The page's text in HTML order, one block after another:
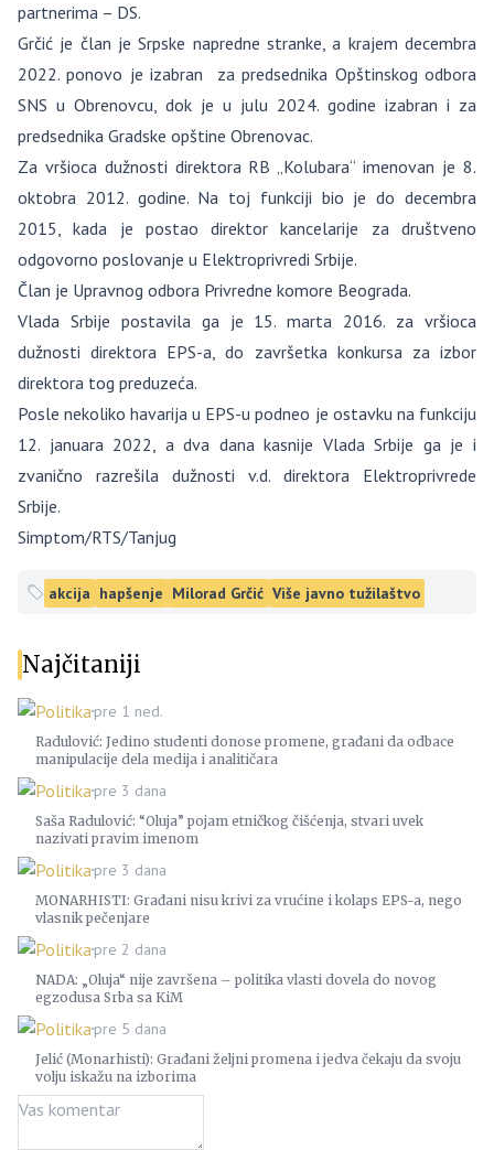
partnerima – DS.
Grčić je član je Srpske napredne stranke, a krajem decembra
2022. ponovo je izabran za predsednika Opštinskog odbora
SNS u Obrenovcu, dok je u julu 2024. godine izabran i za
predsednika Gradske opštine Obrenovac.
Za vršioca dužnosti direktora RB „Kolubara“ imenovan je 8.
oktobra 2012. godine. Na toj funkciji bio je do decembra
2015, kada je postao direktor kancelarije za društveno
odgovorno poslovanje u Elektroprivredi Srbije.
Član je Upravnog odbora Privredne komore Beograda.
Vlada Srbije postavila ga je 15. marta 2016. za vršioca
dužnosti direktora EPS-a, do završetka konkursa za izbor
direktora tog preduzeća.
Posle nekoliko havarija u EPS-u podneo je ostavku na funkciju
12. januara 2022, a dva dana kasnije Vlada Srbije ga je i
zvanično razrešila dužnosti v.d. direktora Elektroprivrede
Srbije.
Simptom/RTS/Tanjug
akcija hapšenje Milorad Grčić Više javno tužilaštvo
Najčitaniji
Politikapre 1 ned.
Radulović: Jedino studenti donose promene, građani da odbace
manipulacije dela medija i analitičara
Politikapre 3 dana
Saša Radulović: “Oluja” pojam etničkog čišćenja, stvari uvek
nazivati pravim imenom
Politikapre 3 dana
MONARHISTI: Građani nisu krivi za vrućine i kolaps EPS-a, nego
vlasnik pečenjare
Politikapre 2 dana
NADA: „Oluja“ nije završena – politika vlasti dovela do novog
egzodusa Srba sa KiM
Politikapre 5 dana
Jelić (Monarhisti): Građani željni promena i jedva čekaju da svoju
volju iskažu na izborima